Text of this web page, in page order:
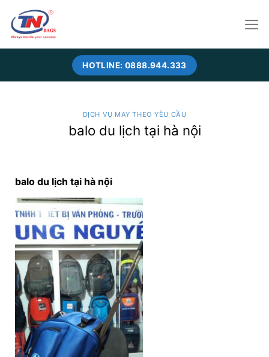
content
HOTLINE: 0888.944.333
DỊCH VỤ MAY THEO YÊU CẦU
balo du lịch tại hà nội
balo du lịch tại hà nội